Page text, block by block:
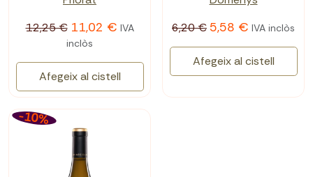
12,25 € 11,02 € IVA
inclòs
Afegeix al cistell
6,20 € 5,58 € IVA inclòs
Afegeix al cistell
-10%